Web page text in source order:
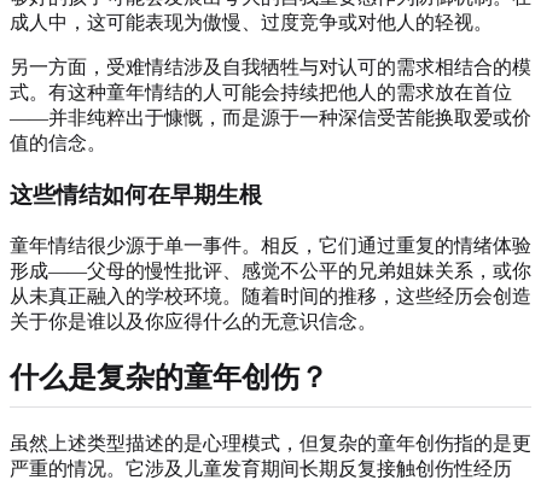
成人中，这可能表现为傲慢、过度竞争或对他人的轻视。
另一方面，受难情结涉及自我牺牲与对认可的需求相结合的模
式。有这种童年情结的人可能会持续把他人的需求放在首位
——并非纯粹出于慷慨，而是源于一种深信受苦能换取爱或价
值的信念。
这些情结如何在早期生根
童年情结很少源于单一事件。相反，它们通过重复的情绪体验
形成——父母的慢性批评、感觉不公平的兄弟姐妹关系，或你
从未真正融入的学校环境。随着时间的推移，这些经历会创造
关于你是谁以及你应得什么的无意识信念。
什么是复杂的童年创伤？
虽然上述类型描述的是心理模式，但复杂的童年创伤指的是更
严重的情况。它涉及儿童发育期间长期反复接触创伤性经历